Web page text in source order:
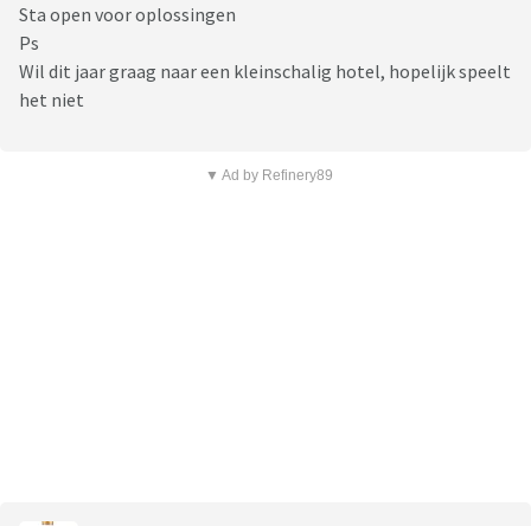
Sta open voor oplossingen
Ps
Wil dit jaar graag naar een kleinschalig hotel, hopelijk speelt
het niet
▼ Ad by Refinery89